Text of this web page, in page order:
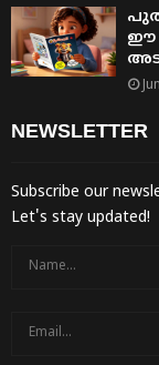
ഈ
NEWSLETTER
Subscribe our
Let's stay updated!